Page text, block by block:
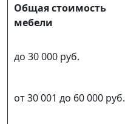
Общая стоимость
мебели
до 30 000 руб.
от 30 001 до 60 000 руб.